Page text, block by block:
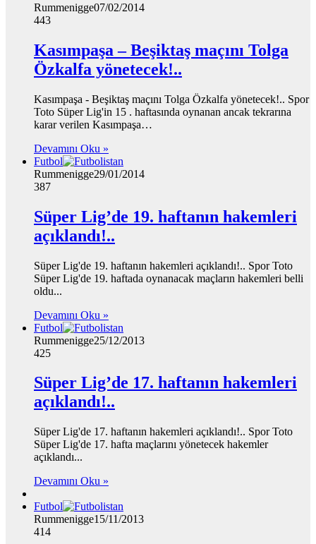
Rummenigge07/02/2014
443
Kasımpaşa – Beşiktaş maçını Tolga
Özkalfa yönetecek!..
Kasımpaşa - Beşiktaş maçını Tolga Özkalfa yönetecek!.. Spor
Toto Süper Lig'in 15 . haftasında oynanan ancak tekrarına
karar verilen Kasımpaşa…
Devamını Oku »
Futbol
Rummenigge29/01/2014
387
Süper Lig’de 19. haftanın hakemleri
açıklandı!..
Süper Lig'de 19. haftanın hakemleri açıklandı!.. Spor Toto
Süper Lig'de 19. haftada oynanacak maçların hakemleri belli
oldu...
Devamını Oku »
Futbol
Rummenigge25/12/2013
425
Süper Lig’de 17. haftanın hakemleri
açıklandı!..
Süper Lig'de 17. haftanın hakemleri açıklandı!.. Spor Toto
Süper Lig'de 17. hafta maçlarını yönetecek hakemler
açıklandı...
Devamını Oku »
Futbol
Rummenigge15/11/2013
414